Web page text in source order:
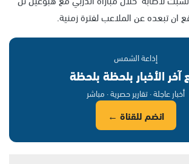
ان تبعده عن الملاعب لفترة زمنية.
إذاعة الشمس
آخر الأخبار بلحظة بلحظة
أخبار عاجلة · تقارير حصرية · مباشر
انضم للقناة ←